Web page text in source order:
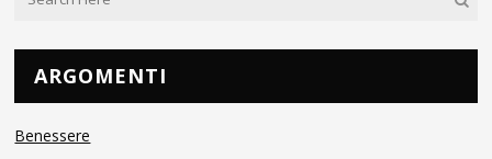
ARGOMENTI
Benessere